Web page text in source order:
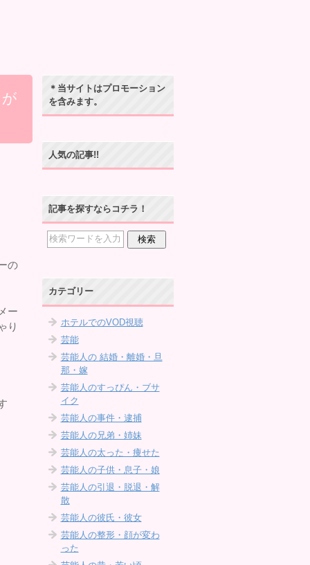
の
ー
り
＊当サイトはプロモーション
を含みます。
人気の記事!!
記事を探すならコチラ！
カテゴリー
ホテルでのVOD視聴
芸能
芸能人の 結婚・離婚・旦
那・嫁
芸能人のすっぴん・ブサ
イク
芸能人の事件・逮捕
芸能人の兄弟・姉妹
芸能人の太った・痩せた
芸能人の子供・息子・娘
芸能人の引退・脱退・解
散
芸能人の彼氏・彼女
芸能人の整形・顔が変わ
った